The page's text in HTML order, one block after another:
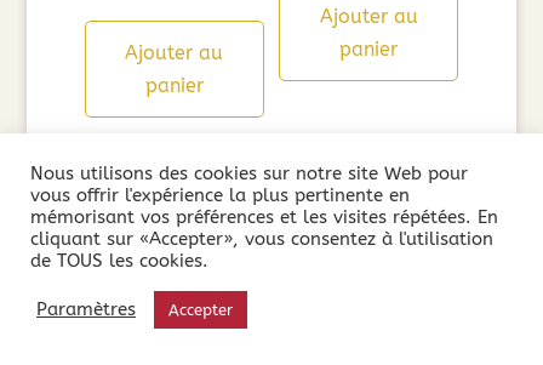
Ajouter au
panier
Ajouter au
panier
Nous utilisons des cookies sur notre site Web pour
vous offrir l'expérience la plus pertinente en
mémorisant vos préférences et les visites répétées. En
cliquant sur «Accepter», vous consentez à l'utilisation
de TOUS les cookies.
Paramètres Accepter